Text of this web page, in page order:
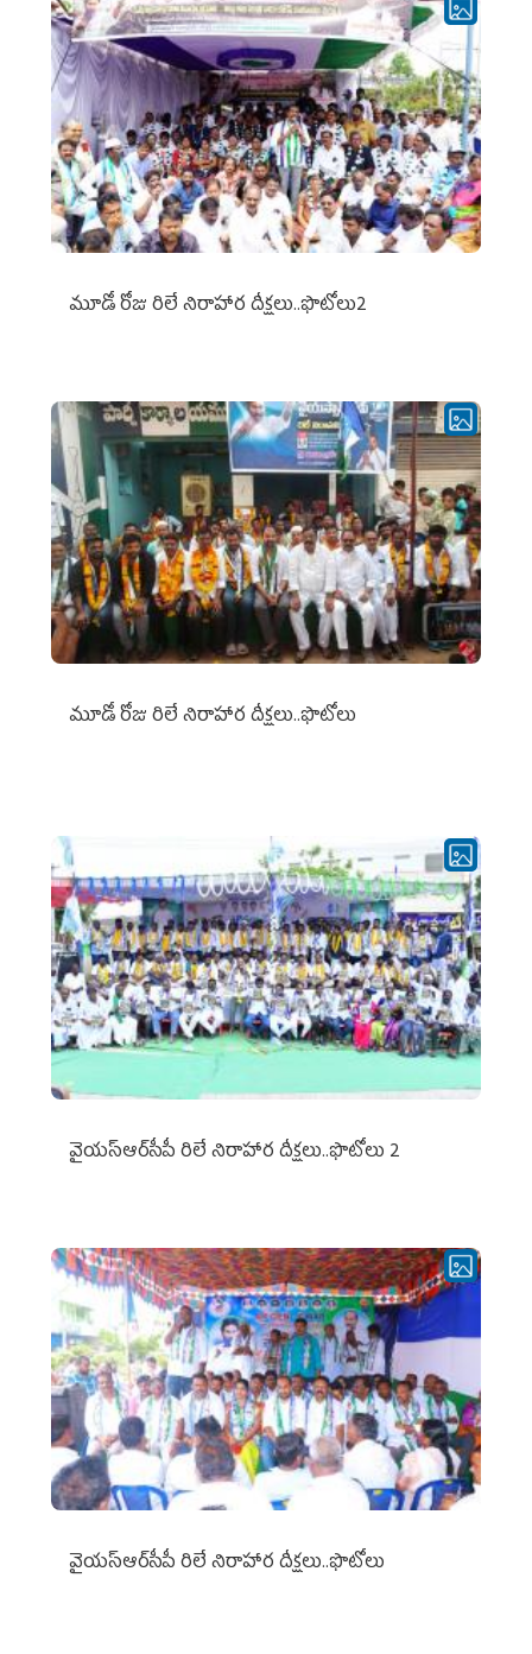
మూడో రోజు రిలే నిరాహార దీక్షలు..ఫొటోలు2
మూడో రోజు రిలే నిరాహార దీక్షలు..ఫొటోలు
వైయ‌స్ఆర్‌సీపీ రిలే నిరాహార దీక్షలు..ఫొటోలు 2
వైయ‌స్ఆర్‌సీపీ రిలే నిరాహార దీక్షలు..ఫొటోలు